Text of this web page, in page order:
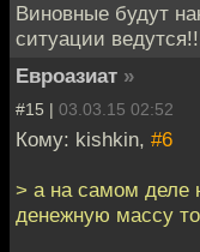
Виновные будут
ситуации
Евроазиат »
#15 | 03.03.15 02:52
Кому: kishkin, #6
> а на самом деле
денежную массу